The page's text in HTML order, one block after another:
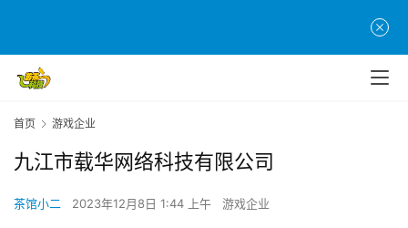
首
页
游
原
首页 游戏企业
九江市载华网络科技有限公司
茶馆小二 2023年12月8日 1:44 上午 游戏企业